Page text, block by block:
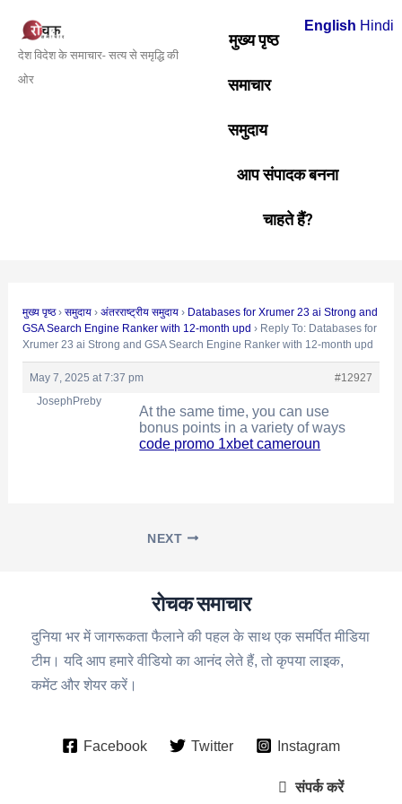
content
देश विदेश के समाचार- सत्य से समृद्धि की
ओर
मुख्य पृष्ठ
समाचार
समुदाय
आप संपादक बनना
चाहते हैं?
मुख्य पृष्ठ › समुदाय › अंतरराष्ट्रीय समुदाय › Databases for Xrumer 23 ai Strong and
GSA Search Engine Ranker with 12-month upd › Reply To: Databases for
Xrumer 23 ai Strong and GSA Search Engine Ranker with 12-month upd
May 7, 2025 at 7:37 pm
#12927
JosephPreby
At the same time, you can use
bonus points in a variety of ways
code promo 1xbet cameroun
navigation
NEXT
रोचक समाचार
दुनिया भर में जागरूकता फैलाने की पहल के साथ एक समर्पित मीडिया
टीम। यदि आप हमारे वीडियो का आनंद लेते हैं, तो कृपया लाइक,
कमेंट और शेयर करें।
Facebook Twitter Instagram
संपर्क करें
English Hindi